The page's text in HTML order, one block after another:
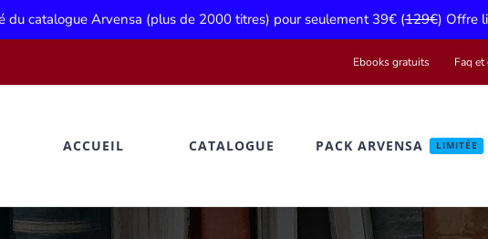
du catalogue Arvensa (plus de 2000 titres) pour seulement 39€ (129€) Offre
Ebooks gratuits Faq
ACCUEIL CATALOGUE PACK ARVENSA LIMITÉE